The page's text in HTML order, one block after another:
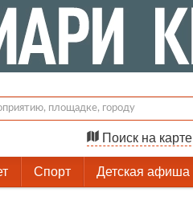
Поиск на карте
Спорт Детская афиша